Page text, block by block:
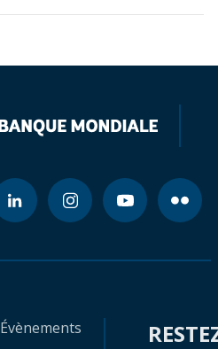
Évènements